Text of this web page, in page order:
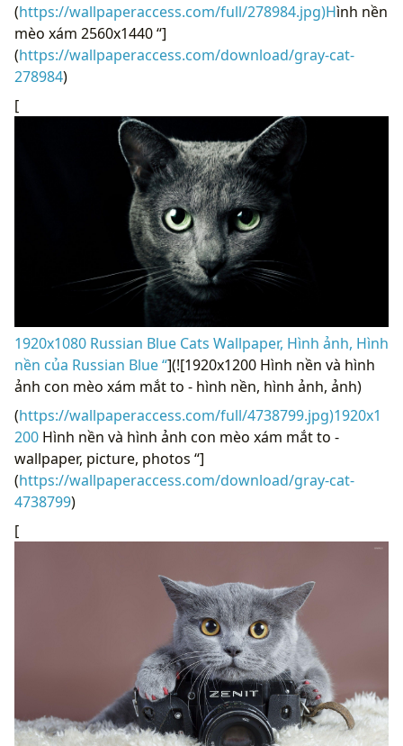
(https://wallpaperaccess.com/full/278984.jpg)Hình nền
mèo xám 2560x1440 “]
(https://wallpaperaccess.com/download/gray-cat-
278984)
[
1920x1080 Russian Blue Cats Wallpaper, Hình ảnh, Hình
nền của Russian Blue “](![1920x1200 Hình nền và hình
ảnh con mèo xám mắt to - hình nền, hình ảnh, ảnh)
(https://wallpaperaccess.com/full/4738799.jpg)1920x1
200 Hình nền và hình ảnh con mèo xám mắt to -
wallpaper, picture, photos “]
(https://wallpaperaccess.com/download/gray-cat-
4738799)
[